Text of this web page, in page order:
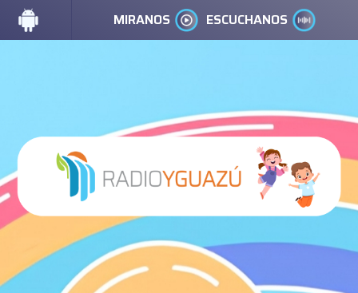
MIRANOS ESCUCHANOS